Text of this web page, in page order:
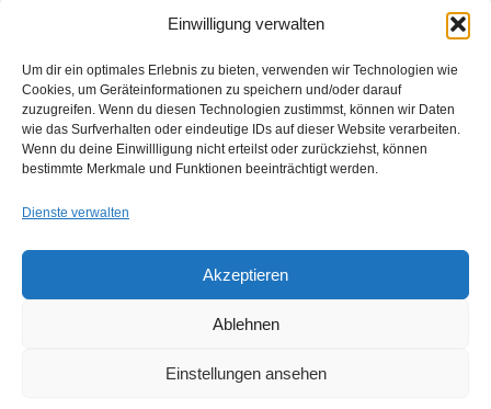
Einwilligung verwalten
Um dir ein optimales Erlebnis zu bieten, verwenden wir Technologien wie
Cookies, um Geräteinformationen zu speichern und/oder darauf
zuzugreifen. Wenn du diesen Technologien zustimmst, können wir Daten
wie das Surfverhalten oder eindeutige IDs auf dieser Website verarbeiten.
Wenn du deine Einwillligung nicht erteilst oder zurückziehst, können
bestimmte Merkmale und Funktionen beeinträchtigt werden.
Dienste verwalten
Akzeptieren
Ablehnen
Einstellungen ansehen
Datenschutz
Impressum